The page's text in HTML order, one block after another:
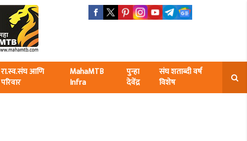
रा.स्व.संघ आणि
परिवार
MahaMTB
Infra
पुन्हा
देवेंद्र
संघ शताब्दी वर्ष
विशेष